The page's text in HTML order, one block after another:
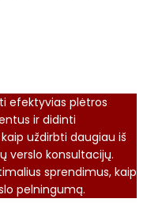
efektyvias plėtros
ir didinti
uždirbti daugiau iš
verslo konsultacijų.
sprendimus, kaip
pelningumą.